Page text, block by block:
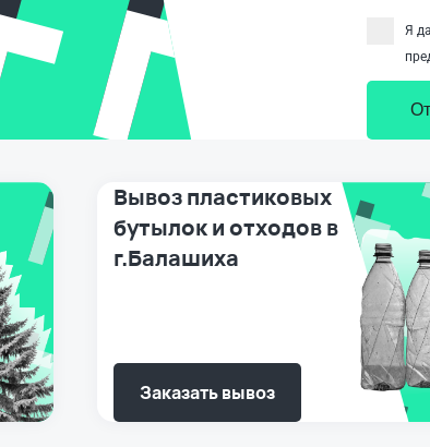
Я
Вывоз пластиковых
бутылок и отходов в
г.Балашиха
Заказать вывоз